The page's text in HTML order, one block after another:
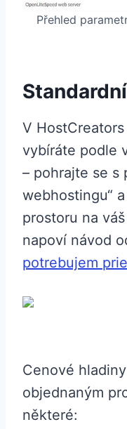
Přehled
V
vybíráte podle
– pohrajte se s
webhostingu“
prostoru na
napoví návod
potrebujem
Cenové
objednaným
některé: